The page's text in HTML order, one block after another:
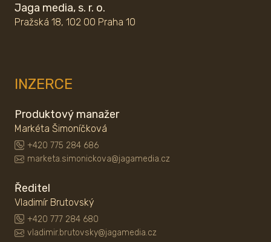
Jaga media, s. r. o.
Pražská 18, 102 00 Praha 10
INZERCE
Produktový manažer
Markéta Šimoníčková
+420 775 284 686
marketa.simonickova@jagamedia.cz
Ředitel
Vladimír Brutovský
+420 777 284 680
vladimir.brutovsky@jagamedia.cz